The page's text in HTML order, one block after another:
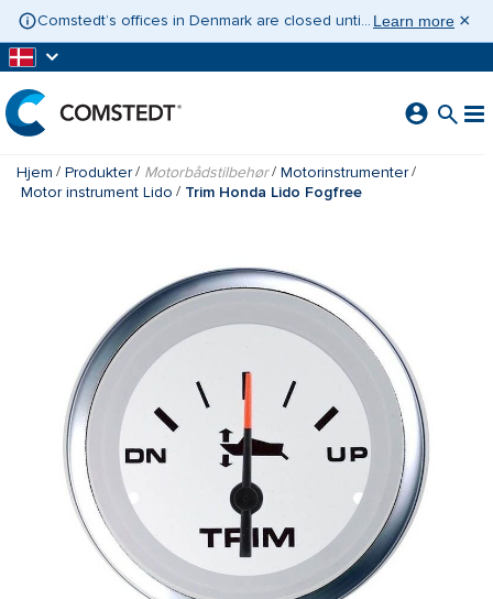
Comstedt’s offices in Denmark are closed until 10 August 2026. If you need assistance, please contact Contact Sweden on +46 31 775 65 30. Learn more ×
Hjem Produkter Motorbådstilbehør
Motorinstrumenter
Motor instrument Lido
Trim Honda Lido Fogfree